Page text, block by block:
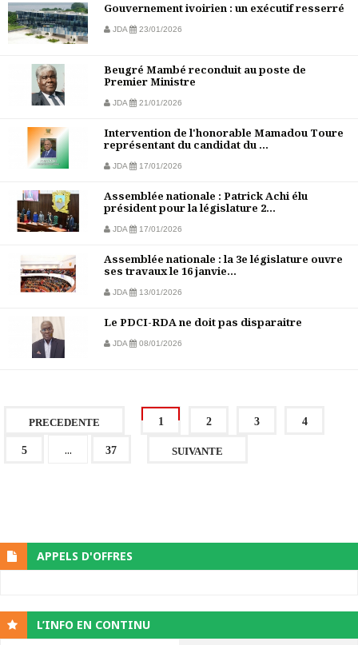
Gouvernement ivoirien : un exécutif resserré
JDA 23/01/2026
Beugré Mambé reconduit au poste de
Premier Ministre
JDA 21/01/2026
Intervention de l'honorable Mamadou Toure
représentant du candidat du ...
JDA 17/01/2026
Assemblée nationale : Patrick Achi élu
président pour la législature 2...
JDA 17/01/2026
Assemblée nationale : la 3e législature ouvre
ses travaux le 16 janvie...
JDA 13/01/2026
Le PDCI-RDA ne doit pas disparaitre
JDA 08/01/2026
PRECEDENTE 1 2 3 4
5 ... 37 SUIVANTE
APPELS D'OFFRES
L’INFO EN CONTINU